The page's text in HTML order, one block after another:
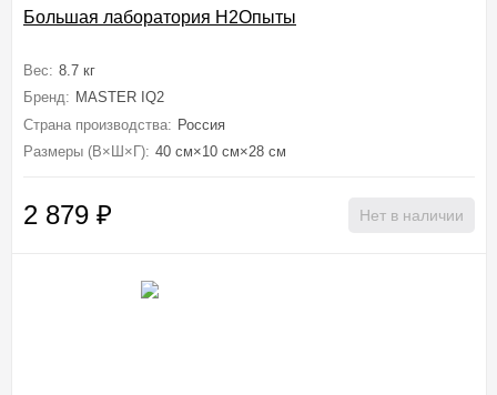
Большая лаборатория H2Опыты
Вес: 8.7 кг
Бренд: MASTER IQ2
Страна производства: Россия
Размеры (В×Ш×Г): 40 см×10 см×28 см
2 879 ₽ Нет в наличии